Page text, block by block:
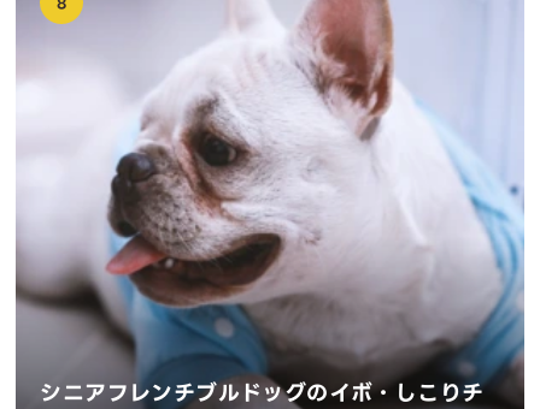
シニアフレンチブルドッグのイボ・しこりチ